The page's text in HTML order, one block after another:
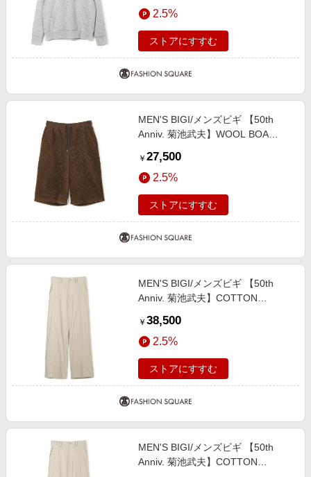
2.5%
ストアにすすむ
MEN'S BIGI/メンズビギ 【50th
Anniv. 菊池武夫】WOOL BOA
￥ 27,500
2.5%
ストアにすすむ
MEN'S BIGI/メンズビギ 【50th
Anniv. 菊池武夫】COTTON
ワイト ３
￥ 38,500
2.5%
ストアにすすむ
MEN'S BIGI/メンズビギ 【50th
Anniv. 菊池武夫】COTTON